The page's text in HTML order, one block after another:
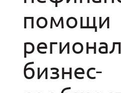
помощи
бизнес-